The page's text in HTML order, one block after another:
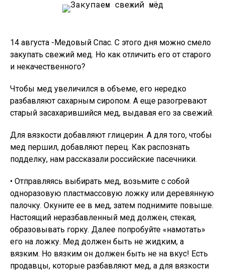
14 августа -Медовый Спас. С этого дня можно смело
закупать свежий мед. Но как отличить его от старого
и некачественного?
Чтобы мед увеличился в объеме, его нередко
разбавляют сахарным сиропом. А еще разогревают
старый засахарившийся мед, выдавая его за свежий.
Для вязкости добавляют глицерин. А для того, чтобы
мед першил, добавляют перец. Как распознать
подделку, нам рассказали российские пасечники.
• Отправляясь выбирать мед, возьмите с собой
одноразовую пластмассовую ложку или деревянную
палочку. Окуните ее в мед, затем поднимите повыше.
Настоящий неразбавленный мед должен, стекая,
образовывать горку. Далее попробуйте «намотать»
его на ложку. Мед должен быть не жидким, а
вязким. Но вязким он должен быть не на вкус! Есть
продавцы, которые разбавляют мед, а для вязкости